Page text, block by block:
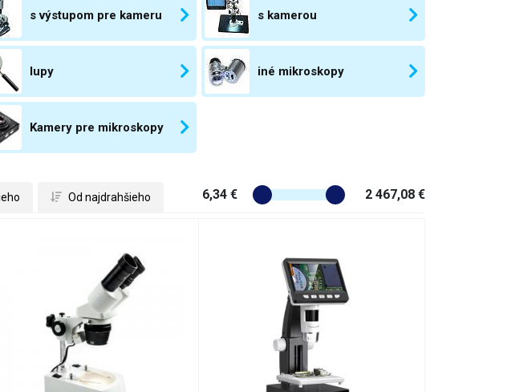
s výstupom pre kameru s kamerou
lupy iné mikroskopy
Kamery pre mikroskopy
Od najdrahšieho 6,34 € 2 467,08 €